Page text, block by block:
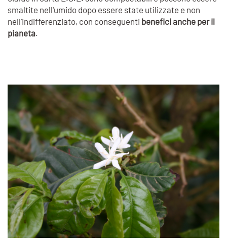
smaltite nell'umido dopo essere state utilizzate e non
nell'indifferenziato, con conseguenti benefici anche per il
pianeta.